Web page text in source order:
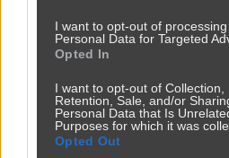
I want to opt-out of
Personal Data for Targeted
Opted In
I want to opt-out of Collection,
Retention, Sale, and/or
Personal Data that Is
Purposes for which it was
Opted Out
ograniczony